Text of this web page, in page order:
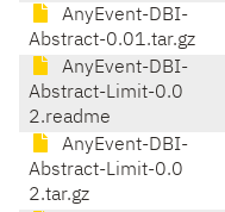
AnyEvent-DBI-
Abstract-0.01.tar.gz
AnyEvent-DBI-
Abstract-Limit-0.0
2.readme
AnyEvent-DBI-
Abstract-Limit-0.0
2.tar.gz